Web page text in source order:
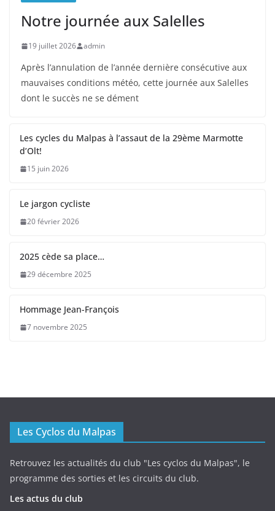
Notre journée aux Salelles
19 juillet 2026 admin
Après l’annulation de l’année dernière consécutive aux
mauvaises conditions météo, cette journée aux Salelles
dont le succès ne se dément
Les cycles du Malpas à l’assaut de la 29ème Marmotte
d’Olt!
15 juin 2026
Le jargon cycliste
20 février 2026
2025 cède sa place…
29 décembre 2025
Hommage Jean-François
7 novembre 2025
Les Cyclos du Malpas
Retrouvez les actualités du club "Les cyclos du Malpas", le
programme des sorties et les circuits du club.
Les actus du club